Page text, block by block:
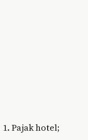
Pajak hotel;